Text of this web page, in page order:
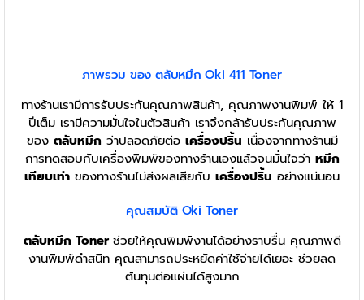
ภาพรวม ของ ตลับหมึก Oki 411 Toner
ทางร้านเรามีการรับประกันคุณภาพสินค้า, คุณภาพงานพิมพ์ ให้ 1
ปีเต็ม เรามีความมั่นใจในตัวสินค้า เราจึงกล้ารับประกันคุณภาพ
ของ ตลับหมึกว่าปลอดภัยต่อ เครื่องปริ้น เนื่องจากทางร้านมี
การทดสอบกับเครื่องพิมพ์ของทางร้านเองแล้วจนมั่นใจว่า หมึก
เทียบเท่า ของทางร้านไม่ส่งผลเสียกับ เครื่องปริ้น อย่างแน่นอน
คุณสมบัติ Oki Toner
ตลับหมึก Tonerช่วยให้คุณพิมพ์งานได้อย่างราบรื่น คุณภาพดี
งานพิมพ์ดำสนิท คุณสามารถประหยัดค่าใช้จ่ายได้เยอะ ช่วยลด
ต้นทุนต่อแผ่นได้สูงมาก